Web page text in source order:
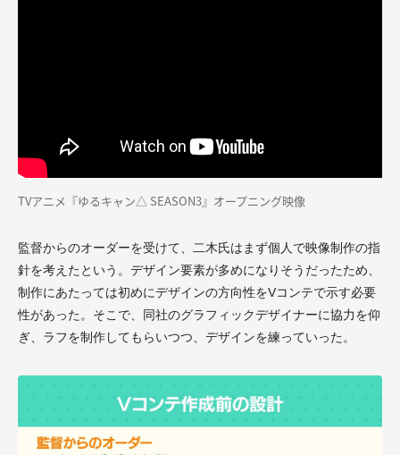
TVアニメ『ゆるキャン△ SEASON3』オープニング映像
監督からのオーダーを受けて、二木氏はまず個人で映像制作の指
針を考えたという。デザイン要素が多めになりそうだったため、
制作にあたっては初めにデザインの方向性をVコンテで示す必要
性があった。そこで、同社のグラフィックデザイナーに協力を仰
ぎ、ラフを制作してもらいつつ、デザインを練っていった。